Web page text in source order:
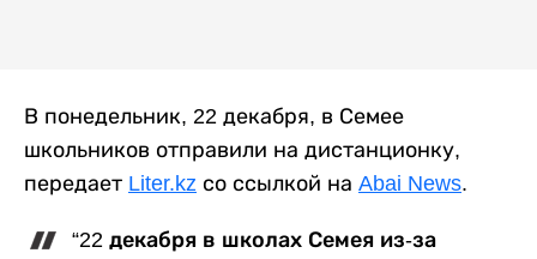
В понедельник, 22 декабря, в Семее
школьников отправили на дистанционку,
передает Liter.kz со ссылкой на Abai News.
“22 декабря в школах Семея из-за